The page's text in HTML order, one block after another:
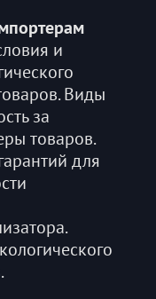
и
Виды
за
товаров.
для